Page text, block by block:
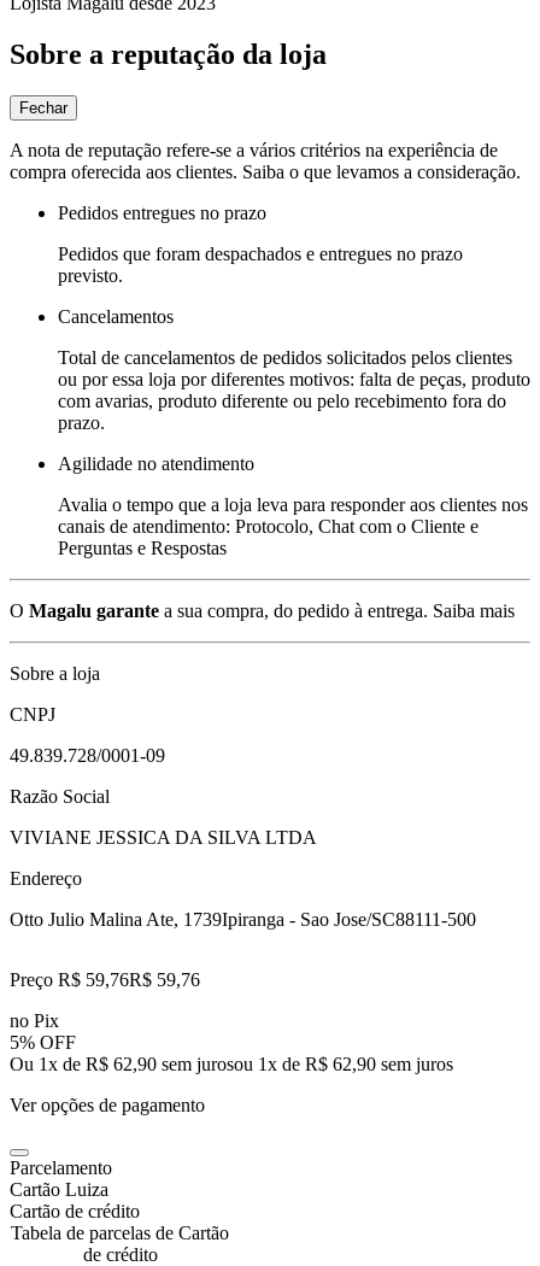
Sobre a reputação da loja
Fechar
A nota de reputação refere-se a vários critérios na experiência de
compra oferecida aos clientes. Saiba o que levamos a consideração.
Pedidos entregues no prazo
Pedidos que foram despachados e entregues no prazo
previsto.
Cancelamentos
Total de cancelamentos de pedidos solicitados pelos clientes
ou por essa loja por diferentes motivos: falta de peças, produto
com avarias, produto diferente ou pelo recebimento fora do
prazo.
Agilidade no atendimento
Avalia o tempo que a loja leva para responder aos clientes nos
canais de atendimento: Protocolo, Chat com o Cliente e
Perguntas e Respostas
O Magalu garante a sua compra, do pedido à entrega. Saiba mais
Sobre a loja
CNPJ
49.839.728/0001-09
Razão Social
VIVIANE JESSICA DA SILVA LTDA
Endereço
Otto Julio Malina Ate, 1739Ipiranga - Sao Jose/SC88111-500
Preço R$ 59,76R$ 59,76
no Pix
5% OFF
Ou 1x de R$ 62,90 sem jurosou 1x de R$ 62,90 sem juros
Ver opções de pagamento
Parcelamento
Cartão Luiza
Cartão de crédito
Tabela de parcelas de Cartão
de crédito